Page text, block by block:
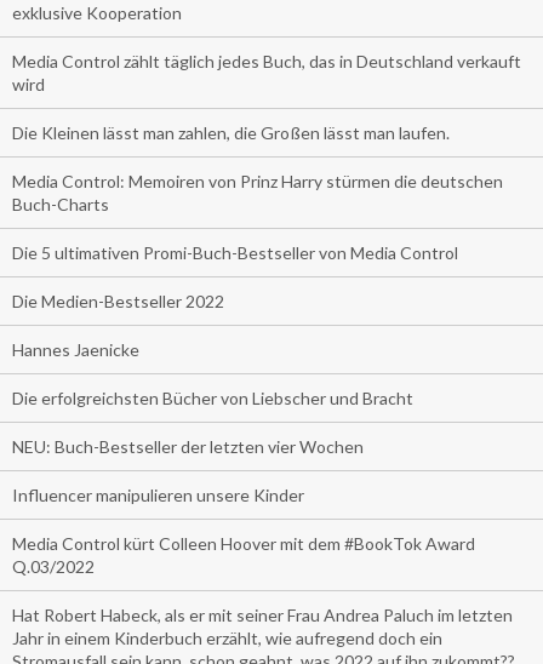
exklusive Kooperation
Media Control zählt täglich jedes Buch, das in Deutschland verkauft
wird
Die Kleinen lässt man zahlen, die Großen lässt man laufen.
Media Control: Memoiren von Prinz Harry stürmen die deutschen
Buch-Charts
Die 5 ultimativen Promi-Buch-Bestseller von Media Control
Die Medien-Bestseller 2022
Hannes Jaenicke
Die erfolgreichsten Bücher von Liebscher und Bracht
NEU: Buch-Bestseller der letzten vier Wochen
Influencer manipulieren unsere Kinder
Media Control kürt Colleen Hoover mit dem #BookTok Award
Q.03/2022
Hat Robert Habeck, als er mit seiner Frau Andrea Paluch im letzten
Jahr in einem Kinderbuch erzählt, wie aufregend doch ein